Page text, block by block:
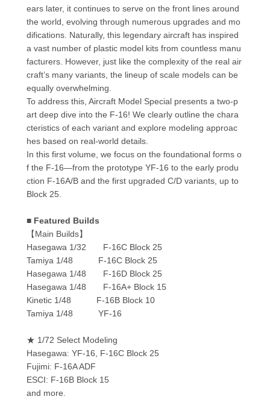
ears later, it continues to serve on the front lines around
the world, evolving through numerous upgrades and mo
difications. Naturally, this legendary aircraft has inspired
a vast number of plastic model kits from countless manu
facturers. However, just like the complexity of the real air
craft’s many variants, the lineup of scale models can be
equally overwhelming.
To address this, Aircraft Model Special presents a two-p
art deep dive into the F-16! We clearly outline the chara
cteristics of each variant and explore modeling approac
hes based on real-world details.
In this first volume, we focus on the foundational forms o
f the F-16—from the prototype YF-16 to the early produ
ction F-16A/B and the first upgraded C/D variants, up to
Block 25.
■ Featured Builds
【Main Builds】
Hasegawa 1/32 F-16C Block 25
Tamiya 1/48 F-16C Block 25
Hasegawa 1/48 F-16D Block 25
Hasegawa 1/48 F-16A+ Block 15
Kinetic 1/48 F-16B Block 10
Tamiya 1/48 YF-16
★ 1/72 Select Modeling
Hasegawa: YF-16, F-16C Block 25
Fujimi: F-16A ADF
ESCI: F-16B Block 15
and more.